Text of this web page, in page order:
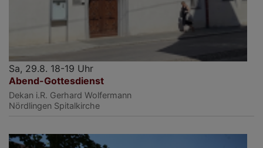
Sa, 29.8. 18-19 Uhr
Abend-Gottesdienst
Dekan i.R. Gerhard Wolfermann
Nördlingen Spitalkirche